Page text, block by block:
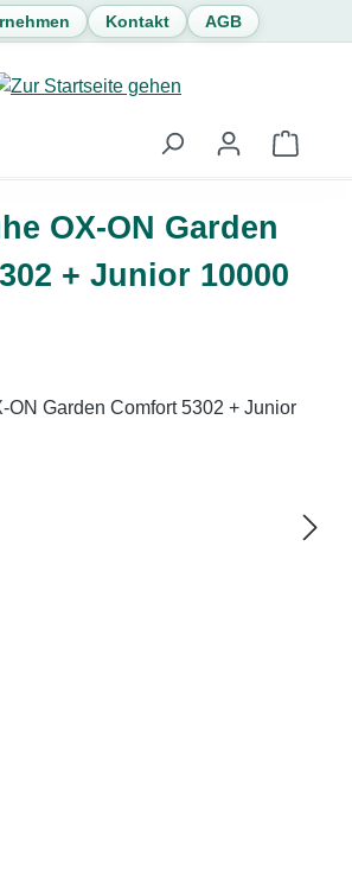
Kontakt AGB
OX-ON Garden
+ Junior 10000